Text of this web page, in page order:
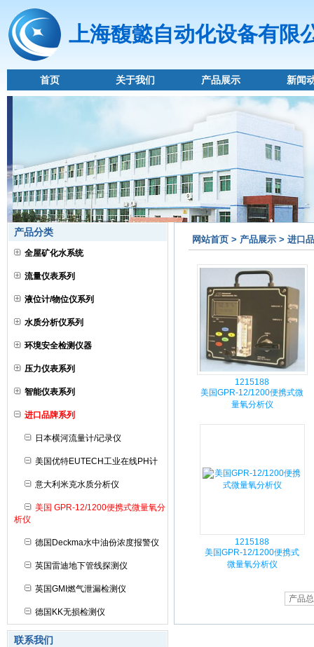
上海馥懿自动化设备有限
首页 关于我们 产品展示 新闻
产品分类
全屋矿化水系统
流量仪表系列
液位计/物位仪系列
水质分析仪系列
环境安全检测仪器
压力仪表系列
智能仪表系列
进口品牌系列
日本横河流量计/记录仪
美国优特EUTECH工业在线PH计
意大利米克水质分析仪
美国 GPR-12/1200便携式微量氧分
析仪
德国Deckma水中油份浓度报警仪
英国雷迪地下管线探测仪
英国GMI燃气泄漏检测仪
德国KK无损检测仪
联系我们
网站首页 > 产品展示 > 进口
1215188
美国GPR-12/1200便携式微
量氧分析仪
1215188
美国GPR-12/1200便携式
微量氧分析仪
产品